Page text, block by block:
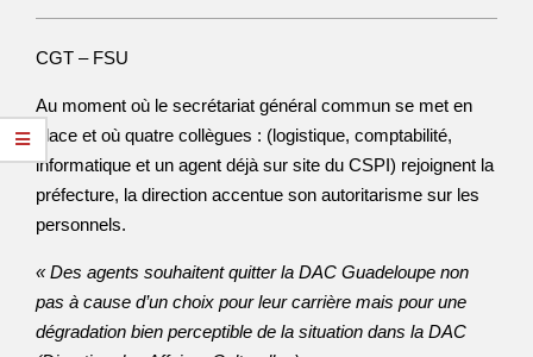
CGT – FSU
Au moment où le secrétariat général commun se met en
place et où quatre collègues : (logistique, comptabilité,
informatique et un agent déjà sur site du CSPI) rejoignent la
préfecture, la direction accentue son autoritarisme sur les
personnels.
« Des agents souhaitent quitter la DAC Guadeloupe non
pas à cause d’un choix pour leur carrière mais pour une
dégradation bien perceptible de la situation dans la DAC